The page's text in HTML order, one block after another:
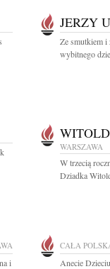
JERZY
Ze smutkiem i
wybitnego
WARSZAWA
W trzecią
Dziadka
i
CAŁA
Anecie